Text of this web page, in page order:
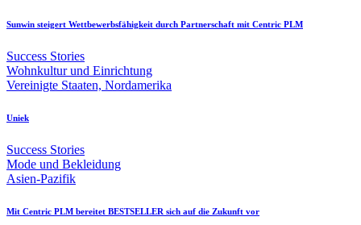
Sunwin steigert Wettbewerbsfähigkeit durch Partnerschaft mit Centric PLM
Success Stories
Wohnkultur und Einrichtung
Vereinigte Staaten, Nordamerika
Uniek
Success Stories
Mode und Bekleidung
Asien-Pazifik
Mit Centric PLM bereitet BESTSELLER sich auf die Zukunft vor